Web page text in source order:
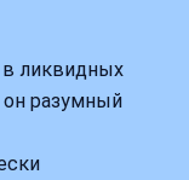
в ликвидных
разумный